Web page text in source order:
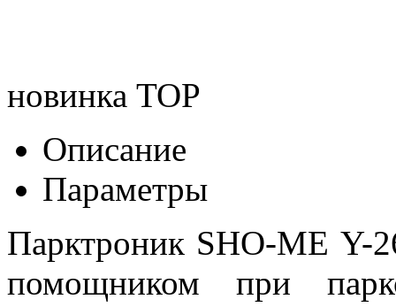
новинка TOP
Описание
Параметры
Парктроник SHO-ME Y-
помощником при